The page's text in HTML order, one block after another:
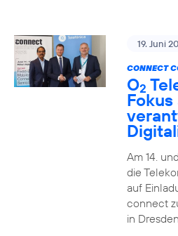
19. Juni
CONNECT
O2
Am 14.
die
auf
connect
in